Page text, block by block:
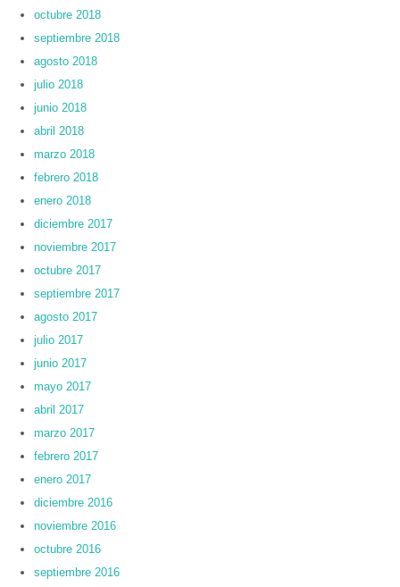
octubre 2018
septiembre 2018
agosto 2018
julio 2018
junio 2018
abril 2018
marzo 2018
febrero 2018
enero 2018
diciembre 2017
noviembre 2017
octubre 2017
septiembre 2017
agosto 2017
julio 2017
junio 2017
mayo 2017
abril 2017
marzo 2017
febrero 2017
enero 2017
diciembre 2016
noviembre 2016
octubre 2016
septiembre 2016